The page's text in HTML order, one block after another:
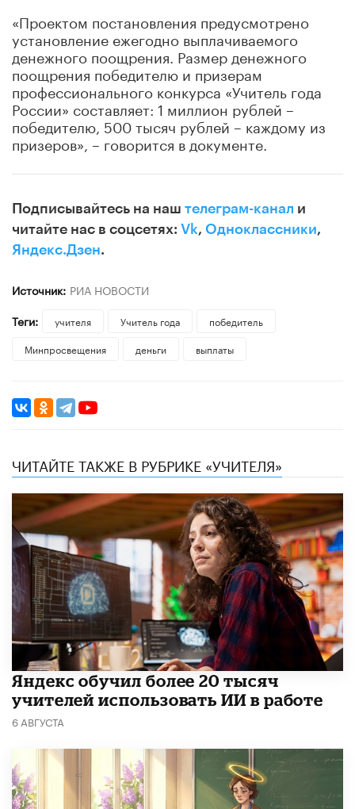
«Проектом постановления предусмотрено
установление ежегодно выплачиваемого
денежного поощрения. Размер денежного
поощрения победителю и призерам
профессионального конкурса «Учитель года
России» составляет: 1 миллион рублей –
победителю, 500 тысяч рублей – каждому из
призеров», – говорится в документе.
Подписывайтесь на наш телеграм-канал и
читайте нас в соцсетях: Vk, Одноклассники,
Яндекс.Дзен.
Источник: РИА НОВОСТИ
Теги:
учителя Учитель года
победитель
Минпросвещения
деньги выплаты
ЧИТАЙТЕ ТАКЖЕ В РУБРИКЕ «УЧИТЕЛЯ»
​Яндекс обучил более 20 тысяч
учителей использовать ИИ в работе
6 АВГУСТА